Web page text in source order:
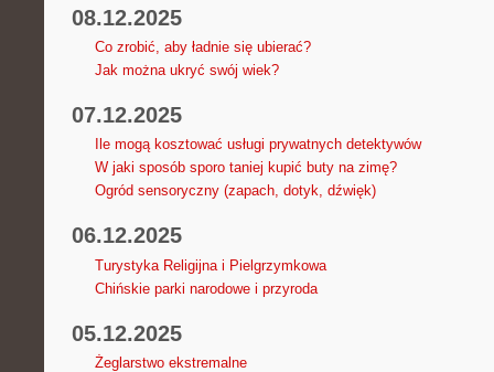
08.12.2025
Co zrobić, aby ładnie się ubierać?
Jak można ukryć swój wiek?
07.12.2025
Ile mogą kosztować usługi prywatnych detektywów
W jaki sposób sporo taniej kupić buty na zimę?
Ogród sensoryczny (zapach, dotyk, dźwięk)
06.12.2025
Turystyka Religijna i Pielgrzymkowa
Chińskie parki narodowe i przyroda
05.12.2025
Żeglarstwo ekstremalne